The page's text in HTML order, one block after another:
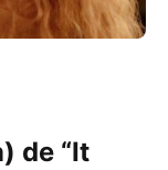
de “It